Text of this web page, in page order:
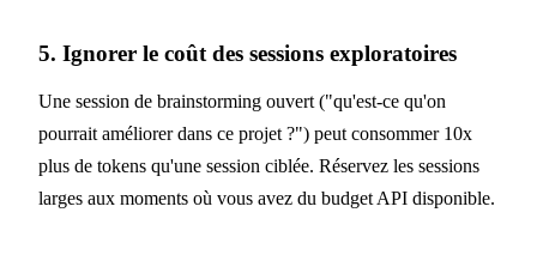
5. Ignorer le coût des sessions exploratoires
Une session de brainstorming ouvert ("qu'est-ce qu'on
pourrait améliorer dans ce projet ?") peut consommer 10x
plus de tokens qu'une session ciblée. Réservez les sessions
larges aux moments où vous avez du budget API disponible.